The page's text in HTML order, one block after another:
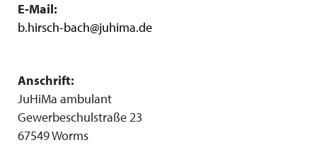
E-Mail:
b.hirsch-bach@juhima.de
Anschrift:
JuHiMa ambulant
Gewerbeschulstraße 23
67549 Worms